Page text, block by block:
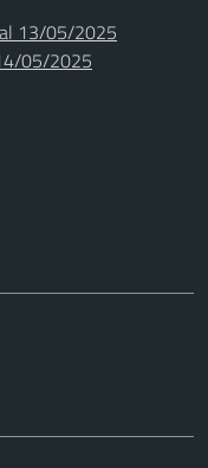
13/05/2025
05/2025